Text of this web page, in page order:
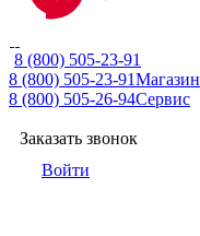
8 (800) 505-23-91
8 (800) 505-23-91Магазин
8 (800) 505-26-94Сервис
Заказать звонок
Войти